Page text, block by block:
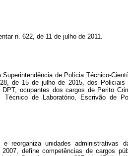
n. 622, de 11 de julho de 2011.
de Polícia Técnico-
de 15 de julho de 2015, dos Policiais
ocupantes dos cargos de Perito
de Laboratório, Escrivão de
reorganiza unidades administrativas
define competências de cargos